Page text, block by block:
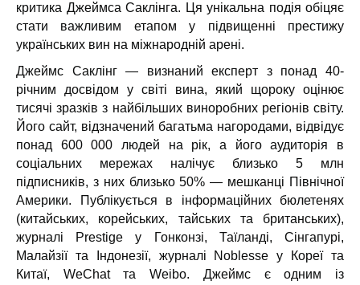
критика Джеймса Саклінга. Ця унікальна подія обіцяє
стати важливим етапом у підвищенні престижу
українських вин на міжнародній арені.
Джеймс Саклінг — визнаний експерт з понад 40-
річним досвідом у світі вина, який щороку оцінює
тисячі зразків з найбільших виноробних регіонів світу.
Його сайт, відзначений багатьма нагородами, відвідує
понад 600 000 людей на рік, а його аудиторія в
соціальних мережах налічує близько 5 млн
підписників, з них близько 50% — мешканці Північної
Америки. Публікується в інформаційних бюлетенях
(китайських, корейських, тайських та британських),
журналі Prestige у Гонконзі, Таїланді, Сінгапурі,
Малайзії та Індонезії, журналі Noblesse у Кореї та
Китаї, WeChat та Weibo. Джеймс є одним із